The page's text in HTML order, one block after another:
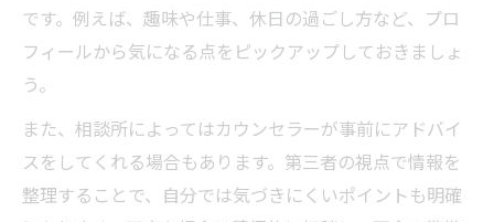
です。例えば、趣味や仕事、休日の過ごし方など、プロ
フィールから気になる点をピックアップしておきましょ
う。
また、相談所によってはカウンセラーが事前にアドバイ
スをしてくれる場合もあります。第三者の視点で情報を
整理することで、自分では気づきにくいポイントも明確